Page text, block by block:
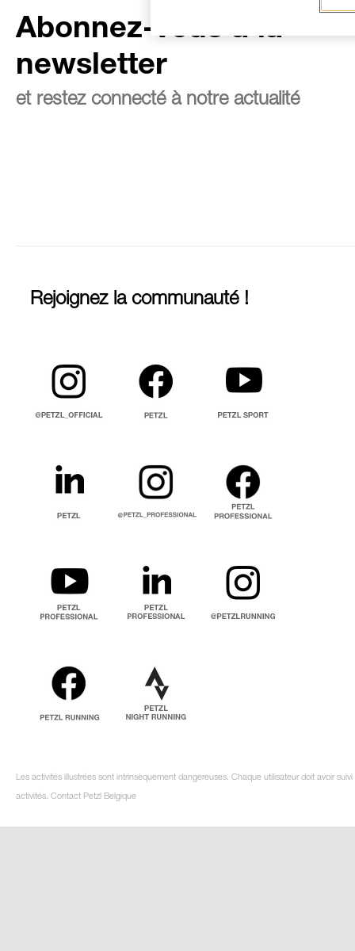
Abonnez-vous à la
newsletter
et restez connecté à notre actualité
Rejoignez la communauté !
Les activités illustrées sont intrinsèquement dangereuses. Chaque utilisateur doit avoir
activités. Contact Petzl Belgique